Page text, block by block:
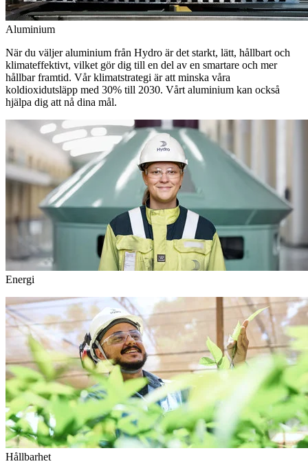
Aluminium
När du väljer aluminium från Hydro är det starkt, lätt, hållbart och
klimateffektivt, vilket gör dig till en del av en smartare och mer
hållbar framtid. Vår klimatstrategi är att minska våra
koldioxidutsläpp med 30% till 2030. Vårt aluminium kan också
hjälpa dig att nå dina mål.
Energi
Hållbarhet